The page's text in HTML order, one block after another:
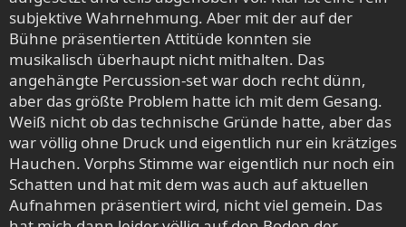
subjektive Wahrnehmung. Aber mit der auf der
Bühne präsentierten Attitüde konnten sie
musikalisch überhaupt nicht mithalten. Das
angehängte Percussion-set war doch recht dünn,
aber das größte Problem hatte ich mit dem Gesang.
Weiß nicht ob das technische Gründe hatte, aber das
war völlig ohne Druck und eigentlich nur ein krätziges
Hauchen. Vorphs Stimme war eigentlich nur noch ein
Schatten und hat mit dem was auch auf aktuellen
Aufnahmen präsentiert wird, nicht viel gemein. Das